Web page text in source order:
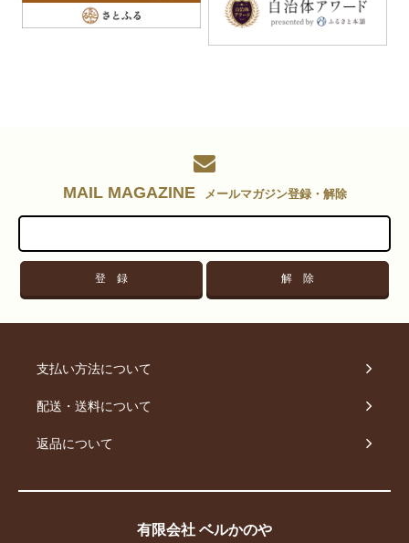
MAIL MAGAZINE メールマガジン登録・解除
支払い方法について
配送・送料について
返品について
有限会社 ベルかのや